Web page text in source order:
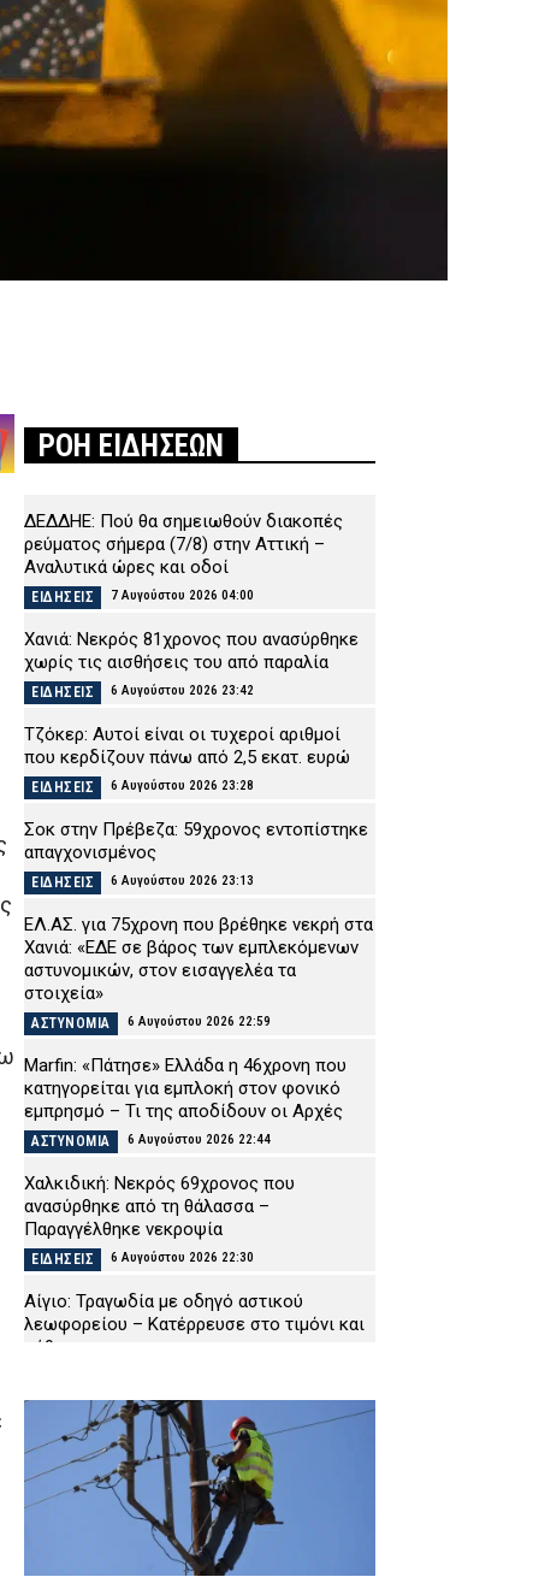
ΡΟΗ ΕΙΔΗΣΕΩΝ
ΔΕΔΔΗΕ: Πού θα σημειωθούν διακοπές
ρεύματος σήμερα (7/8) στην Αττική –
Αναλυτικά ώρες και οδοί
ΕΙΔΗΣΕΙΣ 7 Αυγούστου 2026 04:00
Χανιά: Νεκρός 81χρονος που ανασύρθηκε
χωρίς τις αισθήσεις του από παραλία
ΕΙΔΗΣΕΙΣ 6 Αυγούστου 2026 23:42
Τζόκερ: Αυτοί είναι οι τυχεροί αριθμοί
που κερδίζουν πάνω από 2,5 εκατ. ευρώ
ΕΙΔΗΣΕΙΣ 6 Αυγούστου 2026 23:28
Σοκ στην Πρέβεζα: 59χρονος εντοπίστηκε
απαγχονισμένος
ΕΙΔΗΣΕΙΣ 6 Αυγούστου 2026 23:13
ΕΛ.ΑΣ. για 75χρονη που βρέθηκε νεκρή στα
Χανιά: «ΕΔΕ σε βάρος των εμπλεκόμενων
αστυνομικών, στον εισαγγελέα τα
στοιχεία»
ΑΣΤΥΝΟΜΙΑ 6 Αυγούστου 2026 22:59
Marfin: «Πάτησε» Ελλάδα η 46χρονη που
κατηγορείται για εμπλοκή στον φονικό
εμπρησμό – Τι της αποδίδουν οι Αρχές
ΑΣΤΥΝΟΜΙΑ 6 Αυγούστου 2026 22:44
Χαλκιδική: Νεκρός 69χρονος που
ανασύρθηκε από τη θάλασσα –
Παραγγέλθηκε νεκροψία
ΕΙΔΗΣΕΙΣ 6 Αυγούστου 2026 22:30
Αίγιο: Τραγωδία με οδηγό αστικού
λεωφορείου – Κατέρρευσε στο τιμόνι και
πέθανε
Χανιά: Πειθαρχική έρευνα για την υπόθεση
της 75χρονης που βρέθηκε νεκρή μετά την
αποχώρησή της από το Αστυνομικό
Μέγαρο
6 Αυγούστου 2026 22:01
Εύβοια: Νεκρός ο 35χρονος που πάλευε